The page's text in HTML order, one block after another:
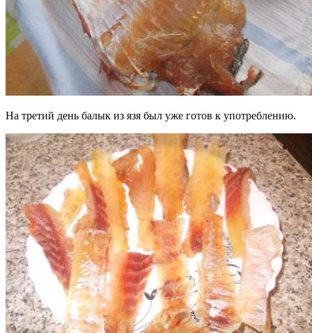
На третий день балык из язя был уже готов к употреблению.